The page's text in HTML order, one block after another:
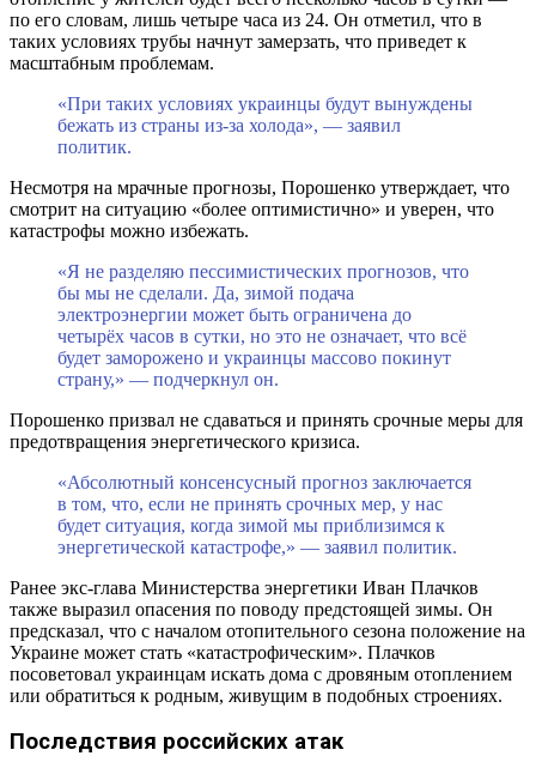
по его словам, лишь четыре часа из 24. Он отметил, что в
таких условиях трубы начнут замерзать, что приведет к
масштабным проблемам.
«При таких условиях украинцы будут вынуждены
бежать из страны из-за холода», — заявил
политик.
Несмотря на мрачные прогнозы, Порошенко утверждает, что
смотрит на ситуацию «более оптимистично» и уверен, что
катастрофы можно избежать.
«Я не разделяю пессимистических прогнозов, что
бы мы не сделали. Да, зимой подача
электроэнергии может быть ограничена до
четырёх часов в сутки, но это не означает, что всё
будет заморожено и украинцы массово покинут
страну,» — подчеркнул он.
Порошенко призвал не сдаваться и принять срочные меры для
предотвращения энергетического кризиса.
«Абсолютный консенсусный прогноз заключается
в том, что, если не принять срочных мер, у нас
будет ситуация, когда зимой мы приблизимся к
энергетической катастрофе,» — заявил политик.
Ранее экс-глава Министерства энергетики Иван Плачков
также выразил опасения по поводу предстоящей зимы. Он
предсказал, что с началом отопительного сезона положение на
Украине может стать «катастрофическим». Плачков
посоветовал украинцам искать дома с дровяным отоплением
или обратиться к родным, живущим в подобных строениях.
Последствия российских атак